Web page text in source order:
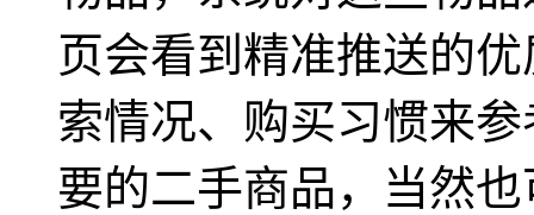
页会看到精准推送的
索情况、购买习惯来
要的二手商品，当然